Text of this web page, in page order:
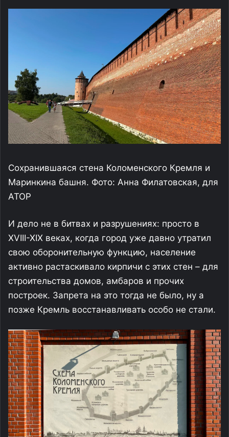
Сохранившаяся стена Коломенского Кремля и
Маринкина башня. Фото: Анна Филатовская, для
АТОР
И дело не в битвах и разрушениях: просто в
XVIII-XIX веках, когда город уже давно утратил
свою оборонительную функцию, население
активно растаскивало кирпичи с этих стен – для
строительства домов, амбаров и прочих
построек. Запрета на это тогда не было, ну а
позже Кремль восстанавливать особо не стали.